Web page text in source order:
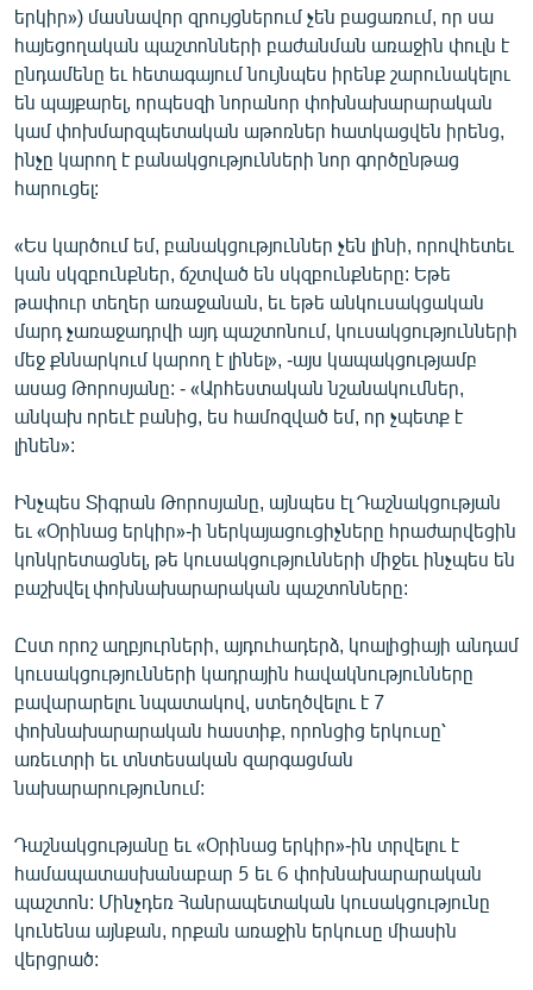
«Ազատության» բոլոր կայքերը
երկիր») մասնավոր զրույցներում չեն բացառում, որ սա
հայեցողական պաշտոնների բաժանման առաջին փուլն է
ընդամենը եւ հետագայում նույնպես իրենք շարունակելու
են պայքարել, որպեսզի նորանոր փոխնախարարական
կամ փոխմարզպետական աթոռներ հատկացվեն իրենց,
ինչը կարող է բանակցությունների նոր գործընթաց
հարուցել:
«Ես կարծում եմ, բանակցություններ չեն լինի, որովհետեւ
կան սկզբունքներ, ճշտված են սկզբունքները: Եթե
թափուր տեղեր առաջանան, եւ եթե անկուսակցական
մարդ չառաջադրվի այդ պաշտոնում, կուսակցությունների
մեջ քննարկում կարող է լինել», -այս կապակցությամբ
ասաց Թորոսյանը: - «Արհեստական նշանակումներ,
անկախ որեւէ բանից, ես համոզված եմ, որ չպետք է
լինեն»:
Ինչպես Տիգրան Թորոսյանը, այնպես էլ Դաշնակցության
եւ «Օրինաց երկիր»-ի ներկայացուցիչները հրաժարվեցին
կոնկրետացնել, թե կուսակցությունների միջեւ ինչպես են
բաշխվել փոխնախարարական պաշտոնները:
Ըստ որոշ աղբյուրների, այդուհադերձ, կոալիցիայի անդամ
կուսակցությունների կադրային հավակնությունները
բավարարելու նպատակով, ստեղծվելու է 7
փոխնախարարական հաստիք, որոնցից երկուսը՝
առեւտրի եւ տնտեսական զարգացման
նախարարությունում:
Դաշնակցությանը եւ «Օրինաց երկիր»-ին տրվելու է
համապատասխանաբար 5 եւ 6 փոխնախարարական
պաշտոն: Մինչդեռ Հանրապետական կուսակցությունը
կունենա այնքան, որքան առաջին երկուսը միասին
վերցրած: